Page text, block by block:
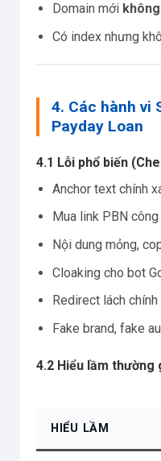
Domain mới
Có index nhưng
4. Các hành vi
Payday Loan
4.1 Lỗi phổ biến
Anchor text chính
Mua link PBN
Nội dung mỏng,
Cloaking cho bot
Redirect lách chính
Fake brand, fake
4.2 Hiểu lầm thường
HIỂU LẦM